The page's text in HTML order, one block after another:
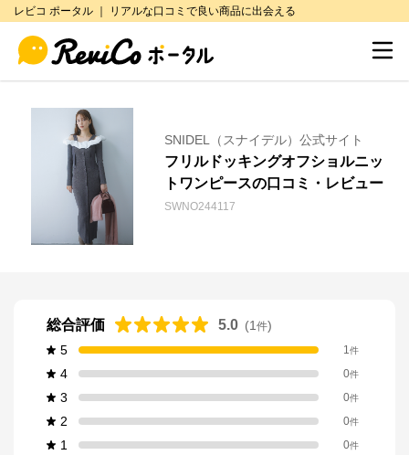
レビコ ポータル ｜ リアルな口コミで良い商品に出会える
SNIDEL（スナイデル）公式サイト
フリルドッキングオフショルニッ
トワンピースの口コミ・レビュー
SWNO244117
総合評価 5.0 (1 件)
5
1件
4 0件
3 0件
2 0件
1 0件